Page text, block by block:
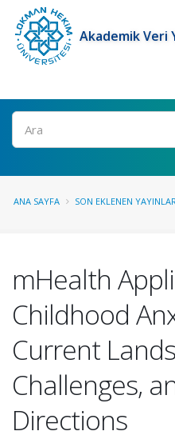
Akademik Veri
Ara
ANA SAYFA SON EKLENEN
mHealth
Childhood
Current
Challenges,
Directions